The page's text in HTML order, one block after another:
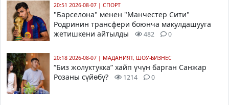
20:51 2026-08-07 | СПОРТ
"Барселона" менен "Манчестер Сити"
Родринин трансфери боюнча макулдашууга
жетишкени айтылды
482 0
20:18 2026-08-07 | МАДАНИЯТ, ШОУ-БИЗНЕС
“Биз жолуктукка” хайп үчүн барган Санжар
Розаны сүйөбү?
1214 0